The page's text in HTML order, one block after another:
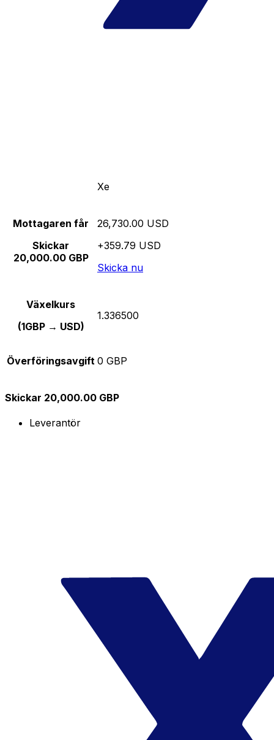
Xe
Mottagaren får
Skickar
20,000.00 GBP
26,730.00 USD
+359.79 USD
Skicka nu
Växelkurs
(1GBP → USD)
1.336500
Överföringsavgift 0 GBP
Skickar 20,000.00 GBP
Leverantör